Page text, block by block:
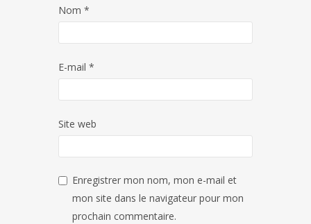
Nom *
E-mail *
Site web
Enregistrer mon nom, mon e-mail et
mon site dans le navigateur pour mon
prochain commentaire.